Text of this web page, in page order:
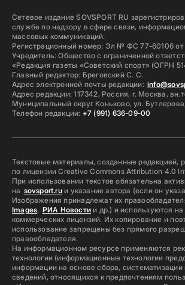
Сетевое издание SOVSPORT RU
службе по надзору в сфере связи,
массовых коммуникаций.
Регистрационный номер: Эл № ФС 77-60106 от
Учредитель: Общество с ограниченной
«Редакция газеты «Советский спорт» (ОГРН
Главный редактор: Бреговский С. С.
Адрес электронной почты редакции:
Адрес редакции: 117342, Россия, г. Москва,
Муниципальный округ Коньково, ул.
Телефон редакции: +7 (991) 636-09-00
Текстовые материалы, созданные редакцией,
по лицензии Creative Commons Attribution 4.0
При использовании текстов обязательна
на sovsport.ruи указание автора (если он
Изображения принадлежат их
Images, РИА Новостии др.) и используются на
коммерческих лицензий. Их копирование и
использование запрещены без прямого
правообладателя.
На информационном ресурсе применяются
технологии (информационные технологии
информации на основе сбора, систематизации
сведений, относящихся к предпочтениям